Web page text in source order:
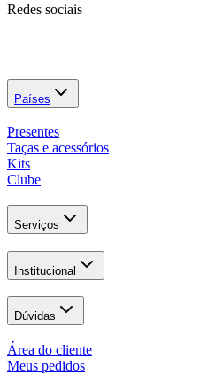
Redes sociais
Países
Presentes
Taças e acessórios
Kits
Clube
Serviços
Institucional
Dúvidas
Área do cliente
Meus pedidos